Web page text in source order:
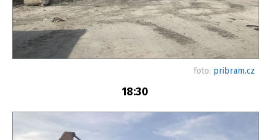
foto: pribram.cz
18:30